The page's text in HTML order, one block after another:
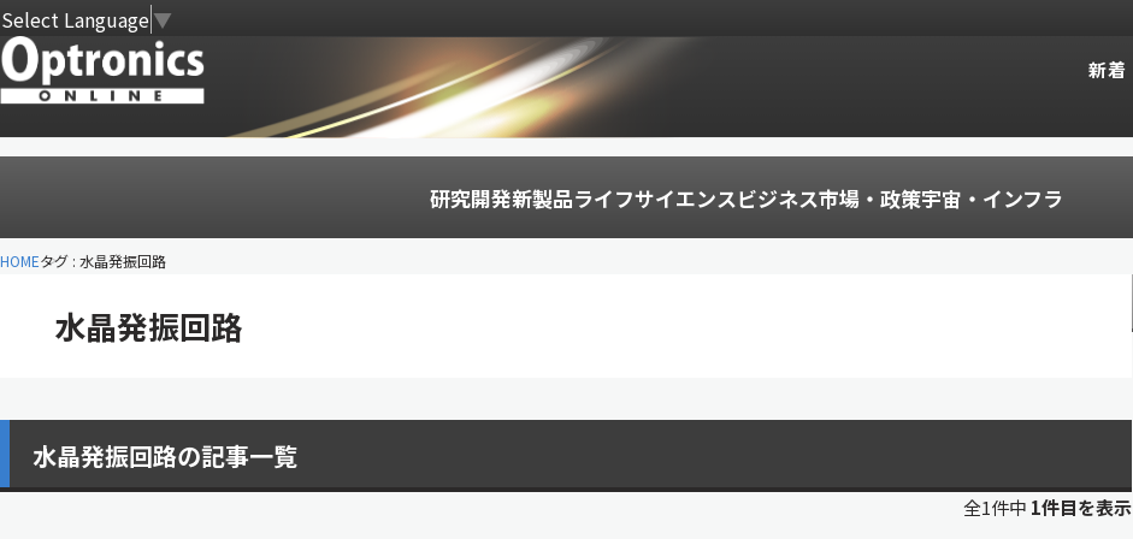
Select Language▼
新着
研究開発新製品ライフサイエンスビジネス市場・政策宇宙・インフラ
HOMEタグ : 水晶発振回路
水晶発振回路
水晶発振回路の記事一覧
全1件中 1件目を表示